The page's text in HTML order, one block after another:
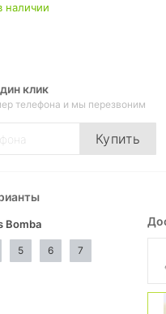
наличии
клик
телефона и мы перезвоним
Купить
Bomba
5 6 7